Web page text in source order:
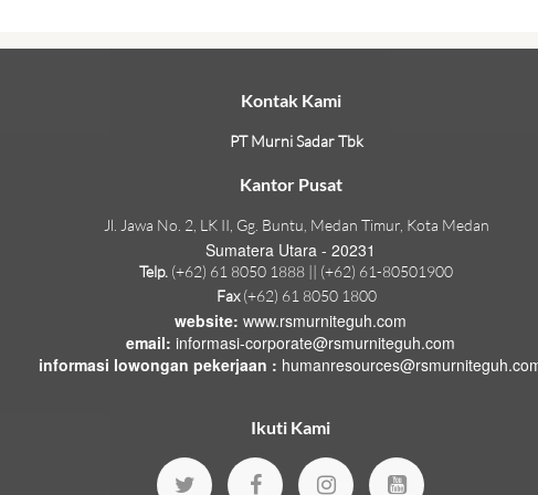
Kontak Kami
PT Murni Sadar Tbk
Kantor Pusat
Jl. Jawa No. 2, LK II, Gg. Buntu, Medan Timur, Kota Medan
Sumatera Utara - 20231
Telp. (+62) 61 8050 1888 || (+62) 61-80501900
Fax(+62) 61 8050 1800
website: www.rsmurniteguh.com
email: informasi-corporate@rsmurniteguh.com
informasi lowongan pekerjaan :
Ikuti Kami